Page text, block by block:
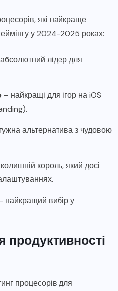
які найкраще
у 2024-2025 роках:
лідер для
– найкращі для ігор на iOS
альтернатива з чудовою
король, який досі
найкращий вибір у
продуктивності
процесорів для